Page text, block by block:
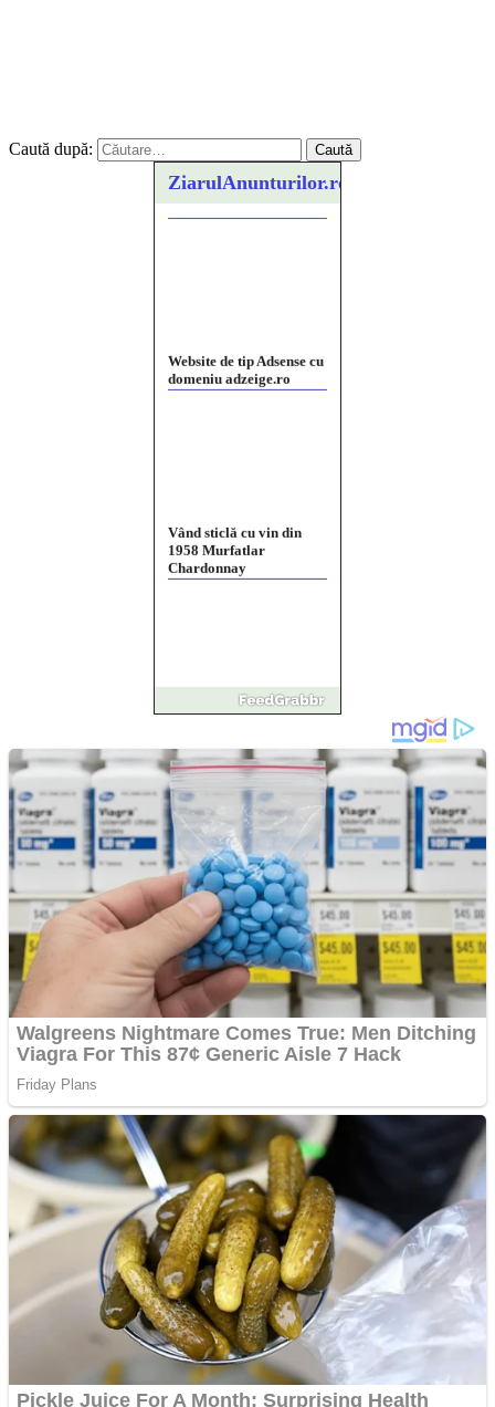
Caută după:
ZiarulAnunturilor.ro
Website de tip Adsense cu
domeniu adzeige.ro
Vând sticlă cu vin din
1958 Murfatlar
Chardonnay
Împrumut si investitii
Ofera def între special
Vând domeniu+website
de publicitate de tip
Adsense
Pastorul Liviu Radu a
trecut la Domnul
Anchetă incendiară la